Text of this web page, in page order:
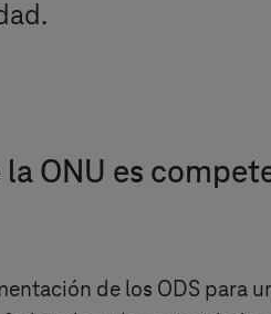
ONU es
de los ODS para